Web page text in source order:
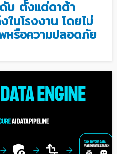
บ ตั้งแต่ดาต้า
ในโรงงาน โดยไม่
หรือความปลอดภัย